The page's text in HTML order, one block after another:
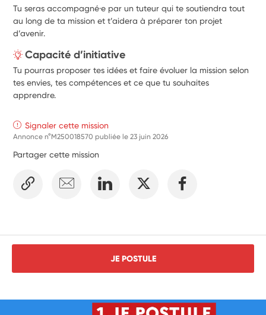
Tu seras accompagné·e par un tuteur qui te soutiendra tout
au long de ta mission et t’aidera à préparer ton projet
d’avenir.
Capacité d’initiative
Tu pourras proposer tes idées et faire évoluer la mission selon
tes envies, tes compétences et ce que tu souhaites
apprendre.
Signaler cette mission
Annonce n°M250018570 publiée le23 juin 2026
Partager cette mission
JE POSTULE